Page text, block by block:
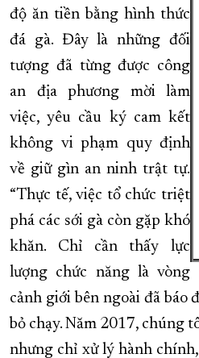
độ ăn tiền bằng hình thức
đá gà. Đây là những đối
tượng đã từng được công
an địa phương mời làm
việc, yêu cầu ký cam kết
không vi phạm quy định
về giữ gìn an ninh trật tự.
“Thực tế, việc tổ chức triệt
phá các sới gà còn gặp khó
khăn. Chỉ cần thấy lực
lượng chức năng là vòng
cảnh giới bên ngoài đã báo
bỏ chạy. Năm 2017, chúng
nhưng chỉ xử lý hành